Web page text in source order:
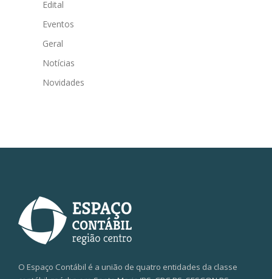
Edital
Eventos
Geral
Notícias
Novidades
O Espaço Contábil é a união de quatro entidades da classe